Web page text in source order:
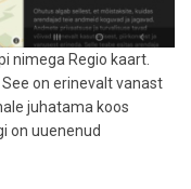
nimega Regio kaart.
on erinevalt vanast
juhatama koos
on uuenenud